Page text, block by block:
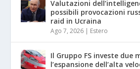
Valutazioni
possibili provocazioni
raid in Ucraina
Ago 7, 2026 Estero
Il Gruppo FS investe due
l’espansione dell’alta